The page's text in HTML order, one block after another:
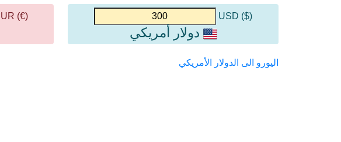
($) USD
دولار أمريكي
(€) EUR
اليورو الى الدولار الأمريكي